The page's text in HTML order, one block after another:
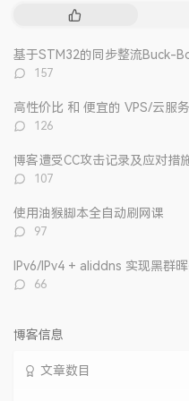
热
文
基于STM32的同步整流Buck-
评
数：
157
高性价比 和 便宜的 VPS/云服
评
数：
126
博客遭受CC攻击记录及应对措
评
数：
107
使用油猴脚本全自动刷网课
评
数：
97
IPv6/IPv4 + aliddns 实现黑群
评
66
博客信息
文章数目